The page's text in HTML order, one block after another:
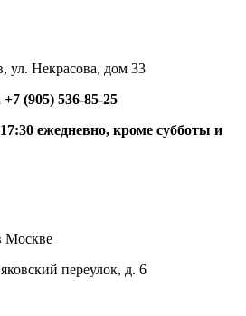
ул. Некрасова, дом 33
(905) 536-85-25
ежедневно, кроме субботы и
Москве
переулок, д. 6